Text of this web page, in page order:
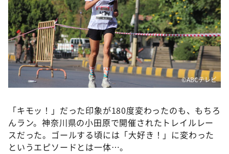
©️ABCテレビ
「キモッ！」だった印象が180度変わったのも、もちろ
んラン。神奈川県の小田原で開催されたトレイルレー
スだった。ゴールする頃には「大好き！」に変わった
というエピソードとは一体…。